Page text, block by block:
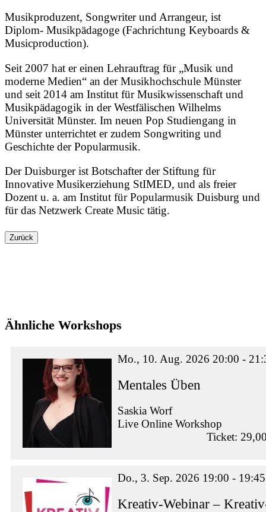
Musikproduzent, Songwriter und Arrangeur, ist
Diplom- Musikpädagoge (Fachrichtung Keyboards &
Musicproduction).
Seit 2007 hat er einen Lehrauftrag für „Musik und
moderne Medien“ an der Musikhochschule Münster
und seit 2014 am Institut für Musikwissenschaft und
Musikpädagogik in der Westfälischen Wilhelms
Universität Münster. Im neuen Pop Studiengang in
Münster unterrichtet er zudem Songwriting und
Geschichte der Popularmusik.
Der Duisburger ist Botschafter der Stiftung für
Innovative Musikerziehung StIMED, und als freier
Dozent u. a. am Institut für Popularmusik Duisburg und
für das Netzwerk Create Music tätig.
Zurück
Ähnliche Workshops
Mo., 10. Aug. 2026 20:00 -
Mentales Üben
Saskia Worf
Live Online Workshop
Ticket:
Do., 3. Sep. 2026 19:00 - 19:45
Kreativ-Webinar –